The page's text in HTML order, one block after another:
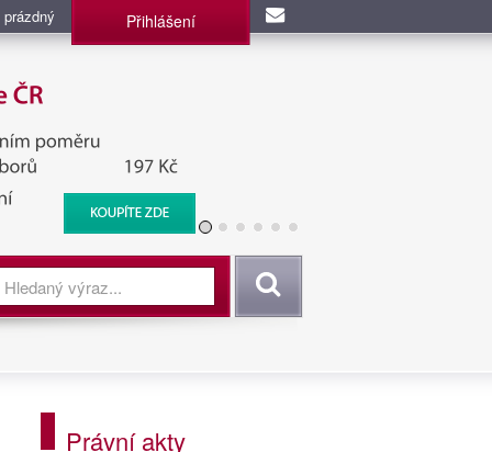
Přihlášení
BIS, Zpravodajské
Vyhledat
Právní akty